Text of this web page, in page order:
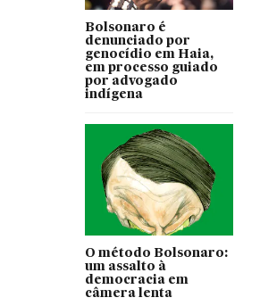
Bolsonaro é
denunciado por
genocídio em Haia,
em processo guiado
por advogado
indígena
O método Bolsonaro:
um assalto à
democracia em
câmera lenta